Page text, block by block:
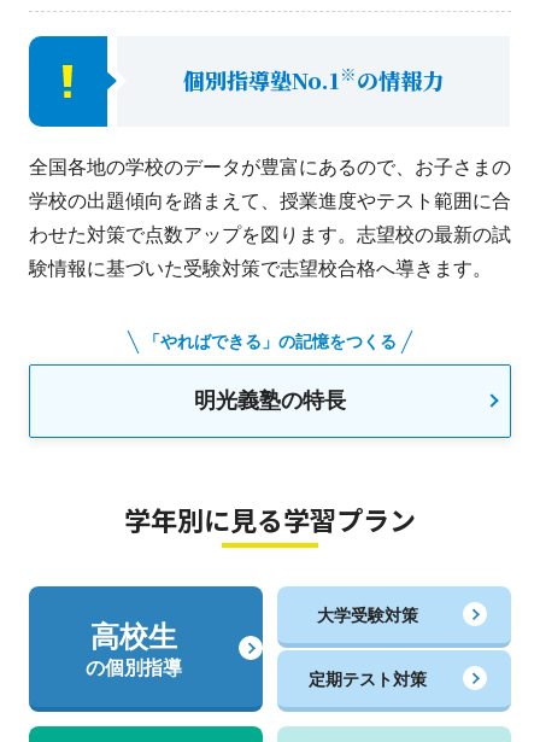
個別指導塾No.1 ※の情報力
全国各地の学校のデータが豊富にあるので、お子さまの
学校の出題傾向を踏まえて、授業進度やテスト範囲に合
わせた対策で点数アップを図ります。志望校の最新の試
験情報に基づいた受験対策で志望校合格へ導きます。
「やればできる」の記憶をつくる
明光義塾の特長
学年別に見る学習プラン
高校生
の個別指導
大学受験対策
定期テスト対策